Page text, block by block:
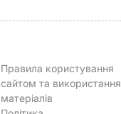
Правила користування
сайтом та використання
матеріалів